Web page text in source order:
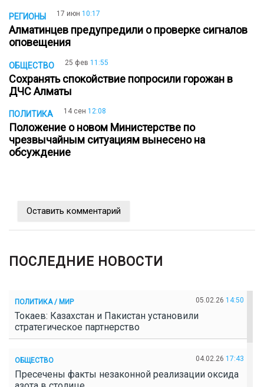
РЕГИОНЫ 17 июн 10:17
Алматинцев предупредили о проверке сигналов
оповещения
ОБЩЕСТВО 25 фев 11:55
Сохранять спокойствие попросили горожан в
ДЧС Алматы
ПОЛИТИКА 14 сен 12:08
Положение о новом Министерстве по
чрезвычайным ситуациям вынесено на
обсуждение
Оставить комментарий
ПОСЛЕДНИЕ НОВОСТИ
ПОЛИТИКА / МИР 05.02.26 14:50
Токаев: Казахстан и Пакистан установили
стратегическое партнерство
ОБЩЕСТВО 04.02.26 17:43
Пресечены факты незаконной реализации оксида